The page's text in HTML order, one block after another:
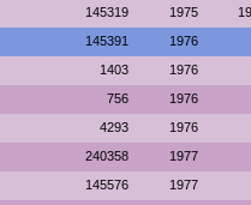
145319 1975
145391 1976
1403 1976
756 1976
4293 1976
240358 1977
145576 1977